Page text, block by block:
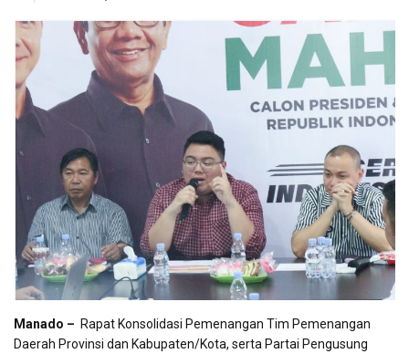
Manado – Rapat Konsolidasi Pemenangan Tim Pemenangan
Daerah Provinsi dan Kabupaten/Kota, serta Partai Pengusung